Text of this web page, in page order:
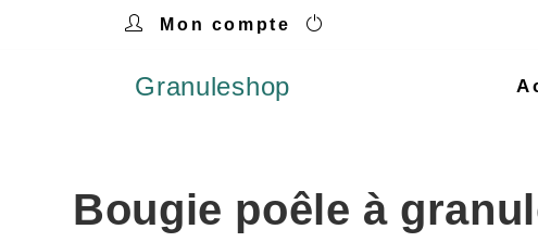
Mon compte
Granuleshop
Bougie poêle à